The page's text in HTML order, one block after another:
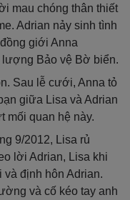
mau chóng thân thiết
Adrian nảy sinh tình
giới Anna
lượng Bảo vệ Bờ biển.
Sau lễ cưới, Anna tỏ
giữa Lisa và Adrian
mối quan hệ này.
9/2012, Lisa rủ
lời Adrian, Lisa khi
định hôn Adrian.
và cố kéo tay anh